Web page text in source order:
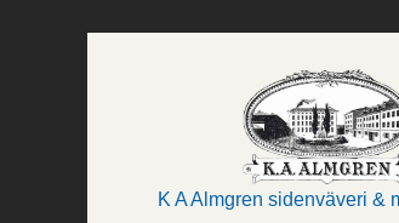
K A Almgren sidenväveri &